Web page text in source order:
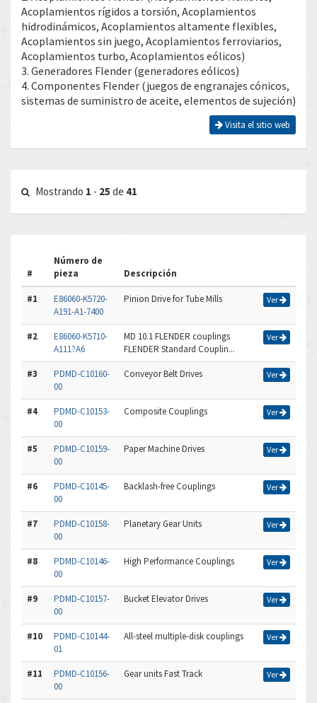
Acoplamientos rígidos a torsión, Acoplamientos
hidrodinámicos, Acoplamientos altamente flexibles,
Acoplamientos sin juego, Acoplamientos ferroviarios,
Acoplamientos turbo, Acoplamientos eólicos)
3. Generadores Flender (generadores eólicos)
4. Componentes Flender (juegos de engranajes cónicos,
sistemas de suministro de aceite, elementos de sujeción)
Visita el sitio web
Mostrando 1 - 25 de 41
#
Número de
pieza
Descripción
#1
E86060-K5720-
A191-A1-7400
Pinion Drive for Tube Mills Ver
#2
E86060-K5710-
A111?A6
MD 10.1 FLENDER couplings
FLENDER Standard Couplin...
Ver
#3
PDMD-C10160-
00
Conveyor Belt Drives Ver
#4
PDMD-C10153-
00
Composite Couplings Ver
#5
PDMD-C10159-
00
Paper Machine Drives Ver
#6
PDMD-C10145-
00
Backlash-free Couplings Ver
#7
PDMD-C10158-
00
Planetary Gear Units Ver
#8
PDMD-C10146-
00
High Performance Couplings Ver
#9
PDMD-C10157-
00
Bucket Elevator Drives Ver
#10
PDMD-C10144-
01
All-steel multiple-disk couplings Ver
#11
PDMD-C10156-
00
Gear units Fast Track Ver